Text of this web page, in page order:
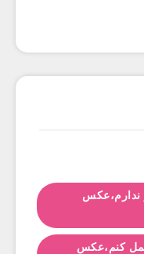
کنم،عکس